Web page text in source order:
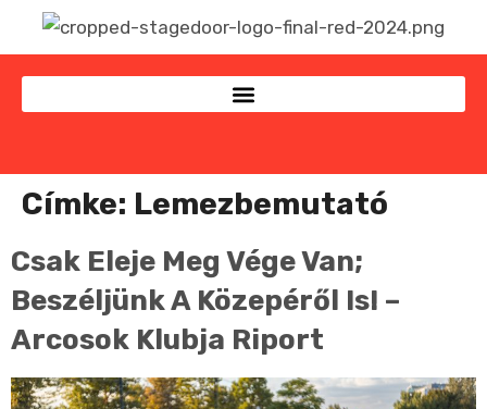
Címke: Lemezbemutató
Csak Eleje Meg Vége Van;
Beszéljünk A Közepéről Is! –
Arcosok Klubja Riport